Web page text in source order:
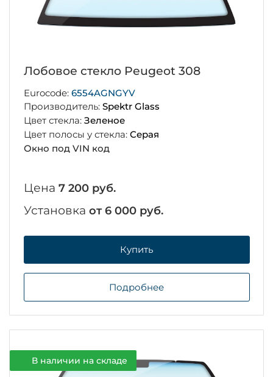
Лобовое стекло Peugeot 308
Eurocode: 6554AGNGYV
Производитель: Spektr Glass
Цвет стекла: Зеленое
Цвет полосы у стекла: Серая
Окно под VIN код
Цена 7 200 руб.
Установка от 6 000 руб.
Купить
Подробнее
В наличии на складе